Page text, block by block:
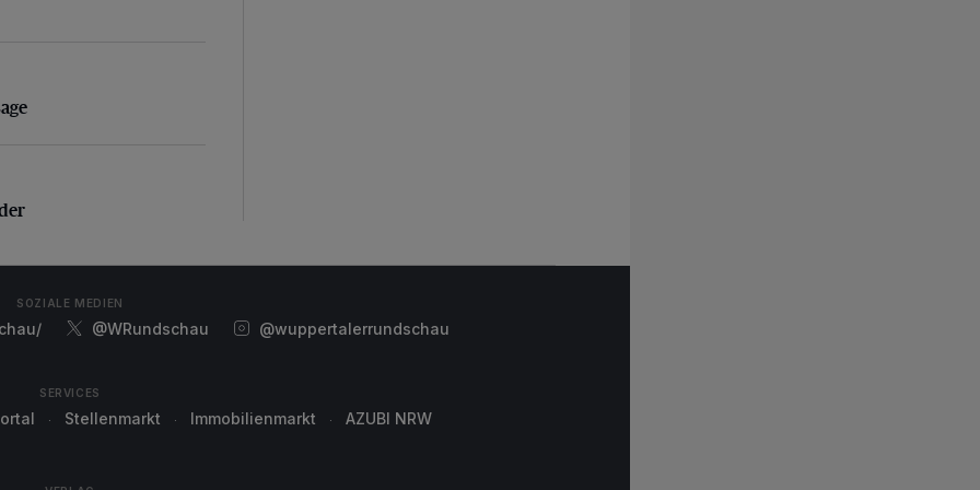
SOZIALE MEDIEN
@WRundschau @wuppertalerrundschau
SERVICES
Stellenmarkt Immobilienmarkt AZUBI NRW